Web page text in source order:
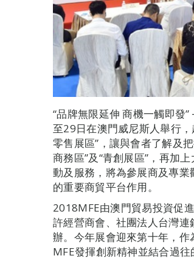
“品牌無限延伸 商機一觸即發
至29日在澳門威尼斯人舉行
零售展區”，讓與會者了解及
商務區”及“青創展區”，再加
動及服務，將為參展商及專
的重要商貿平台作用。
2018MFE由澳門貿易投資促
許經營商會、社團法人台灣
辦。今年展會迎來第十年，
MFE發揮創新精神並結合過往